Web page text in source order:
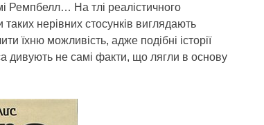
Ремпбелл… На тлі реалістичного
таких нерівних стосунків виглядають
їхню можливість, адже подібні історії
дивують не самі факти, що лягли в основу